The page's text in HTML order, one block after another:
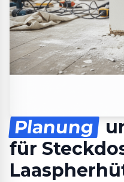
Planung
für